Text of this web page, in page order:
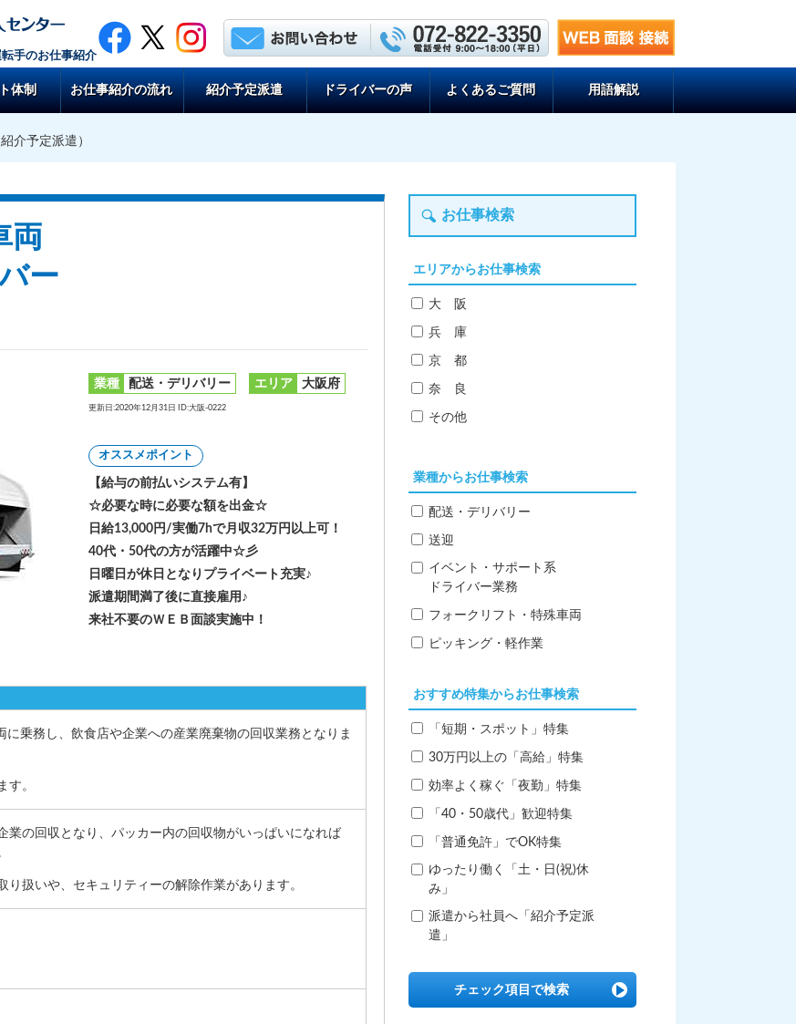
転手のお仕事紹介
体制 お仕事紹介の流れ 紹介予定派遣 ドライバーの声 よくあるご質問 用語解説
介予定派遣）
両
ー
業種 配送・デリバリー エリア 大阪府
更新日:2020年12月31日 ID:大阪-0222
オススメポイント
【給与の前払いシステム有】
☆必要な時に必要な額を出金☆
日給13,000円/実働7hで月収32万円以上可！
40代・50代の方が活躍中☆彡
日曜日が休日となりプライベート充実♪
派遣期間満了後に直接雇用♪
来社不要のＷＥＢ面談実施中！
乗務し、飲食店や企業への産業廃棄物の回収業務となりま
。
の回収となり、パッカー内の回収物がいっぱいになれば
扱いや、セキュリティーの解除作業があります。
お仕事検索
エリアからお仕事検索
大 阪
兵 庫
京 都
奈 良
その他
業種からお仕事検索
配送・デリバリー
送迎
イベント・サポート系
ドライバー業務
フォークリフト・特殊車両
ピッキング・軽作業
おすすめ特集からお仕事検索
「短期・スポット」特集
30万円以上の「高給」特集
効率よく稼ぐ「夜勤」特集
「40・50歳代」歓迎特集
「普通免許」でOK特集
ゆったり働く「土・日(祝)休
み」
派遣から社員へ「紹介予定派
遣」
チェック項目で検索